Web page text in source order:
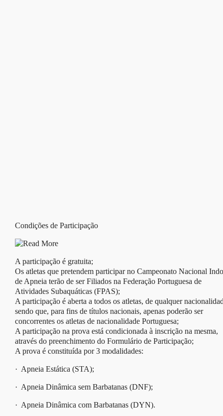
Condições de Participação
A participação é gratuita;
Os atletas que pretendem participar no Campeonato Nacional
de Apneia terão de ser Filiados na Federação Portuguesa de
Atividades Subaquáticas (FPAS);
A participação é aberta a todos os atletas, de qualquer
sendo que, para fins de títulos nacionais, apenas poderão ser
concorrentes os atletas de nacionalidade Portuguesa;
A participação na prova está condicionada à inscrição na mesma,
através do preenchimento do Formulário de Participação;
A prova é constituída por 3 modalidades:
· Apneia Estática (STA);
· Apneia Dinâmica sem Barbatanas (DNF);
· Apneia Dinâmica com Barbatanas (DYN).